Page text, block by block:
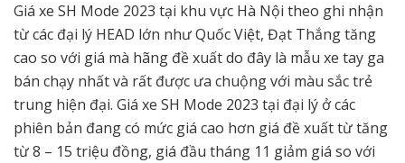
Giá xe SH Mode 2023 tại khu vực Hà Nội theo ghi nhận
từ các đại lý HEAD lớn như Quốc Việt, Đạt Thắng tăng
cao so với giá mà hãng đề xuất do đây là mẫu xe tay ga
bán chạy nhất và rất được ưa chuộng với màu sắc trẻ
trung hiện đại. Giá xe SH Mode 2023 tại đại lý ở các
phiên bản đang có mức giá cao hơn giá đề xuất từ tăng
từ 8 – 15 triệu đồng, giá đầu tháng 11 giảm giá so với